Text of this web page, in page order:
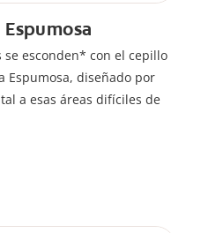
esconden* con el cepillo
Espumosa, diseñado por
a esas áreas difíciles de